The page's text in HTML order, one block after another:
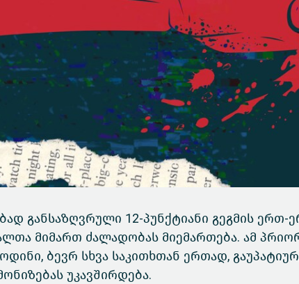
განსაზღვრული 12-პუნქტიანი გეგმის
მიმართ ძალადობას მიემართება. ამ
ბევრ სხვა საკითხთან ერთად,
უკავშირდება.